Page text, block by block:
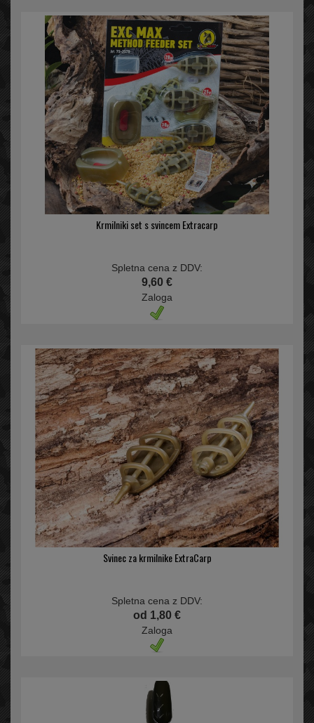
Krmilniki set s svincem Extracarp
Spletna cena z DDV:
9,60 €
Zaloga
Svinec za krmilnike ExtraCarp
Spletna cena z DDV:
od 1,80 €
Zaloga